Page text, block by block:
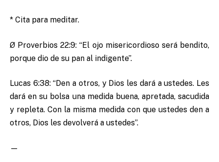
* Cita para meditar.
Ø Proverbios 22:9: “El ojo misericordioso será bendito,
porque dio de su pan al indigente”.
Lucas 6:38: “Den a otros, y Dios les dará a ustedes. Les
dará en su bolsa una medida buena, apretada, sacudida
y repleta. Con la misma medida con que ustedes den a
otros, Dios les devolverá a ustedes”.
—